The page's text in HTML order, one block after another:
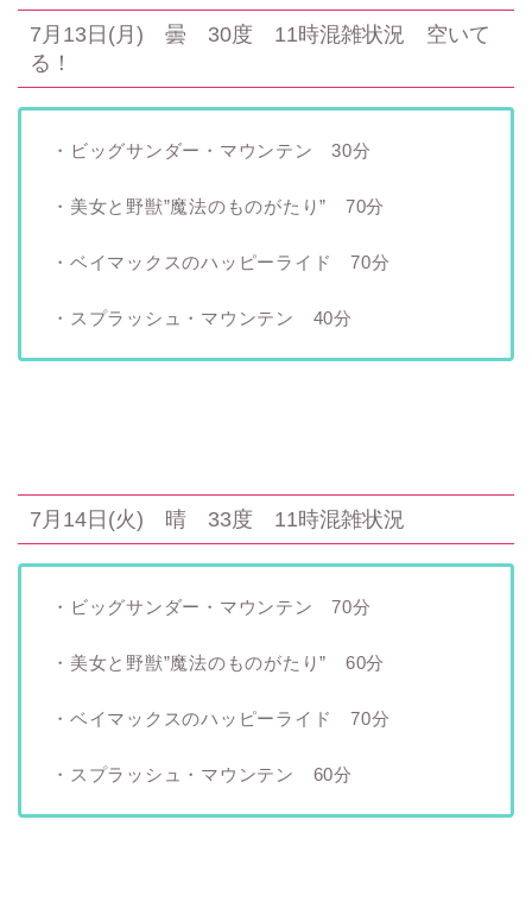
7月13日(月) 曇 30度 11時混雑状況 空いて
る！
・ビッグサンダー・マウンテン 30分
・美女と野獣”魔法のものがたり” 70分
・ベイマックスのハッピーライド 70分
・スプラッシュ・マウンテン 40分
7月14日(火) 晴 33度 11時混雑状況
・ビッグサンダー・マウンテン 70分
・美女と野獣”魔法のものがたり” 60分
・ベイマックスのハッピーライド 70分
・スプラッシュ・マウンテン 60分